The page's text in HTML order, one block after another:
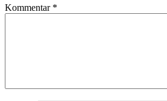
Kommentar *